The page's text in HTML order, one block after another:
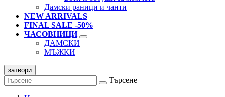
Дамски раници и чанти
NEW ARRIVALS
FINAL SALE -50%
ЧАСОВНИЦИ
ДАМСКИ
МЪЖКИ
затвори
Търсене